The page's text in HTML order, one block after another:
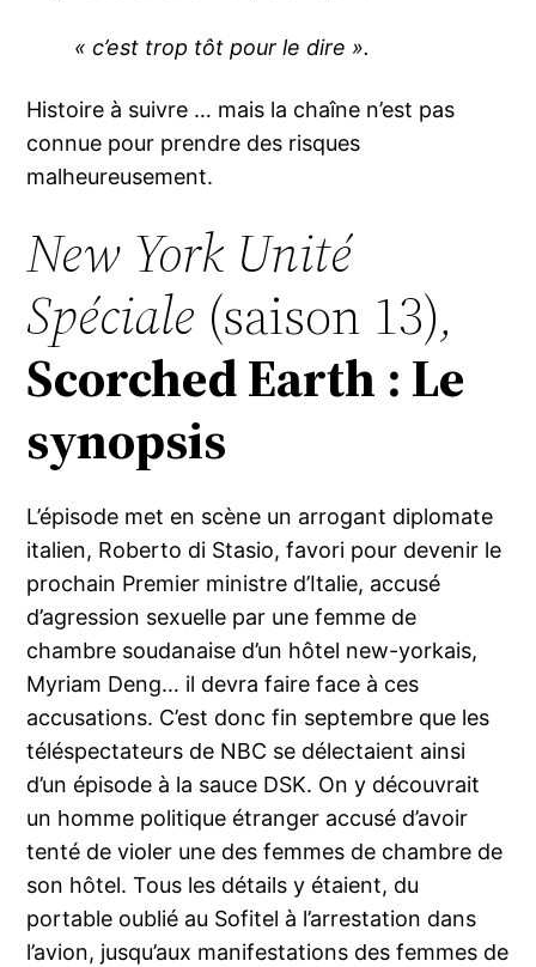
« c’est trop tôt pour le dire ».
Histoire à suivre … mais la chaîne n’est pas
connue pour prendre des risques
malheureusement.
New York Unité
Spéciale (saison 13),
Scorched Earth : Le
synopsis
L’épisode met en scène un arrogant diplomate
italien, Roberto di Stasio, favori pour devenir le
prochain Premier ministre d’Italie, accusé
d’agression sexuelle par une femme de
chambre soudanaise d’un hôtel new-yorkais,
Myriam Deng… il devra faire face à ces
accusations. C’est donc fin septembre que les
téléspectateurs de NBC se délectaient ainsi
d’un épisode à la sauce DSK. On y découvrait
un homme politique étranger accusé d’avoir
tenté de violer une des femmes de chambre de
son hôtel. Tous les détails y étaient, du
portable oublié au Sofitel à l’arrestation dans
l’avion, jusqu’aux manifestations des femmes de